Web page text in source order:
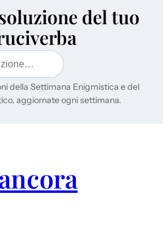
del tuo
della Settimana Enigmistica e del
aggiornate ogni settimana.